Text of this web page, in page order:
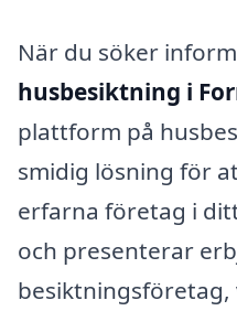
När du söker
husbesiktning i
plattform på
smidig lösning för
erfarna företag i
och presenterar